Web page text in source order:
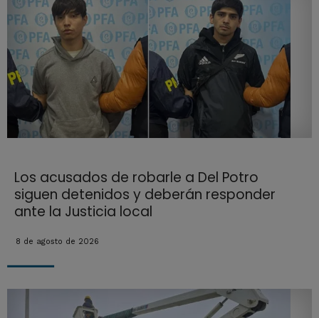
Los acusados de robarle a Del Potro
siguen detenidos y deberán responder
ante la Justicia local
8 de agosto de 2026